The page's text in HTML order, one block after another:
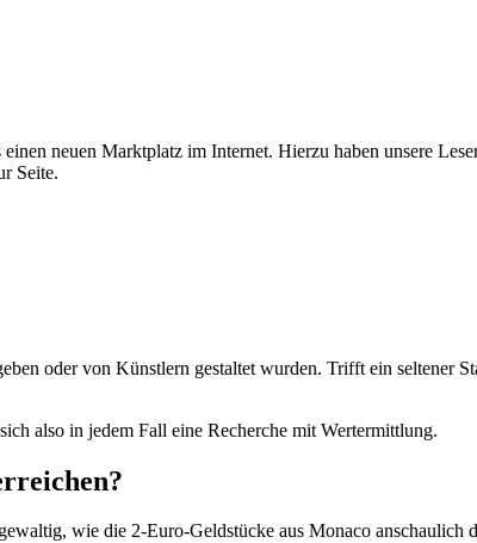
neuen Marktplatz im Internet. Hierzu haben unsere
Seite.
oder von Künstlern gestaltet wurden. Trifft ein seltener
also in jedem Fall eine Recherche mit Wertermittlung.
wie die 2-Euro-Geldstücke aus Monaco anschaulich